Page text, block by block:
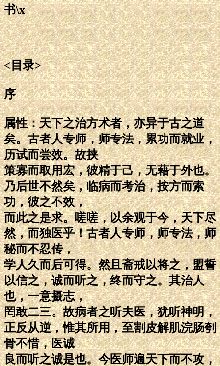
书\x
<目录>
序
属性：天下之治方术者，亦异于古之道
矣。古者人专师，师专法，累功而就业，
历试而尝效。故挟
策寡而取用宏，彼精于己，无藉于外也。
乃后世不然矣，临病而考治，按方而索
功，彼之不效，
而此之是求。嗟嗟，以余观于今，天下尽
然，而独医乎！古者人专师，师专法，师
秘而不忍传，
学人久而后可得。然且斋戒以将之，盟誓
以信之，诚而听之，终而守之。其治人
也，一意摄志，
罔敢二三。故病者之听夫医，犹听神明，
正反从逆，惟其所用，至割皮解肌浣肠刳
骨不惜，医诚
良而听之诚是也。今医师遍天下而不攻，